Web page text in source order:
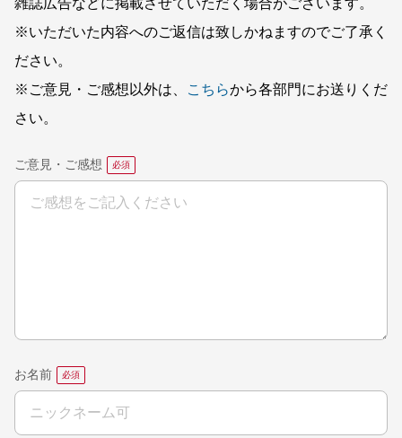
雑誌広告などに掲載させていただく場合がございます。
※いただいた内容へのご返信は致しかねますのでご了承く
ださい。
※ご意見・ご感想以外は、
こちらから各部門にお送りくだ
さい。
ご意見・ご感想
お名前